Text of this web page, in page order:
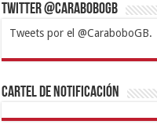
Twitter @CaraboboGB
Tweets por el @CaraboboGB.
1xbetBetturkeyBetistKralbet
https://mvbcasino.com/
Cartel de Notificación